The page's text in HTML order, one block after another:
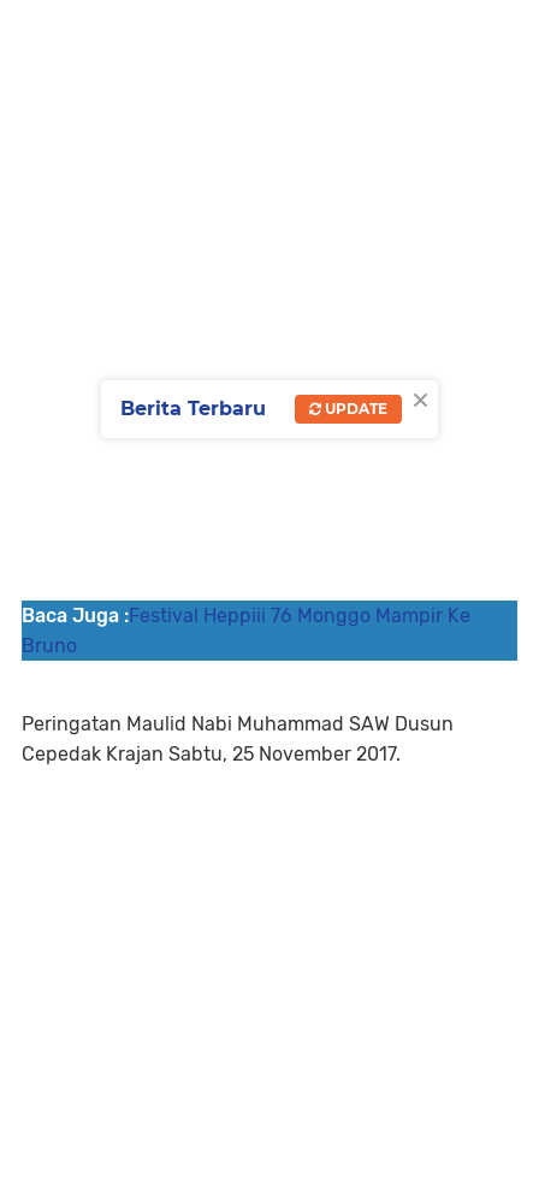
Baca Juga :Festival Heppiii 76 Monggo Mampir Ke
Bruno
Peringatan Maulid Nabi Muhammad SAW Dusun
Cepedak Krajan Sabtu, 25 November 2017.
×
Berita Terbaru UPDATE